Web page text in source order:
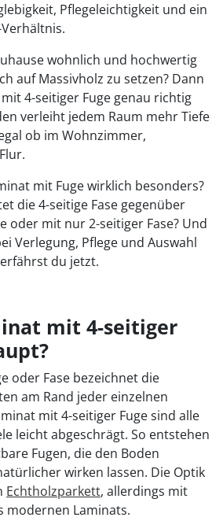
Pflegeleichtigkeit und ein
wohnlich und hochwertig
auf Massivholz zu setzen? Dann
4-seitiger Fuge genau richtig
verleiht jedem Raum mehr Tiefe
ob im Wohnzimmer,
mit Fuge wirklich besonders?
die 4-seitige Fase gegenüber
oder mit nur 2-seitiger Fase? Und
Verlegung, Pflege und Auswahl
du jetzt.
mit 4-seitiger
oder Fase bezeichnet die
am Rand jeder einzelnen
mit 4-seitiger Fuge sind alle
leicht abgeschrägt. So entstehen
Fugen, die den Boden
wirken lassen. Die Optik
Echtholzparkett, allerdings mit
modernen Laminats.